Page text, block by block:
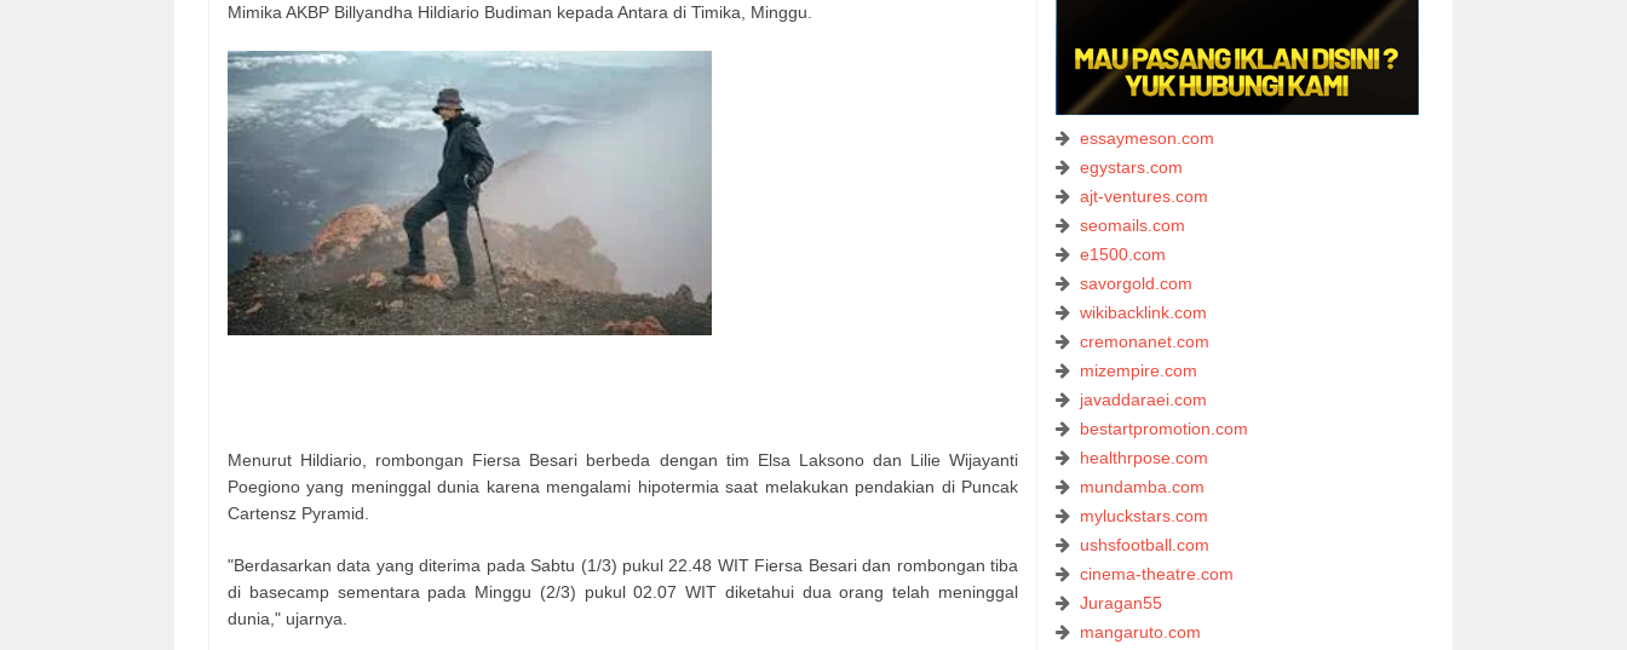
Mimika AKBP Billyandha Hildiario Budiman kepada Antara di Timika, Minggu.
Menurut Hildiario, rombongan Fiersa Besari berbeda dengan tim Elsa Laksono dan Lilie Wijayanti
Poegiono yang meninggal dunia karena mengalami hipotermia saat melakukan pendakian di Puncak
Cartensz Pyramid.
"Berdasarkan data yang diterima pada Sabtu (1/3) pukul 22.48 WIT Fiersa Besari dan rombongan tiba
di basecamp sementara pada Minggu (2/3) pukul 02.07 WIT diketahui dua orang telah meninggal
dunia," ujarnya.
essaymeson.com
egystars.com
ajt-ventures.com
seomails.com
e1500.com
savorgold.com
wikibacklink.com
cremonanet.com
mizempire.com
javaddaraei.com
bestartpromotion.com
healthrpose.com
mundamba.com
myluckstars.com
ushsfootball.com
cinema-theatre.com
Juragan55
mangaruto.com